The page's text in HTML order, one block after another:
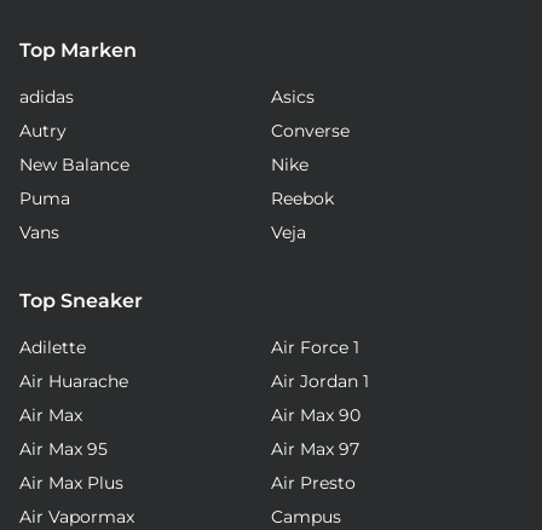
Top Marken
adidas
Asics
Autry
Converse
New Balance
Nike
Puma
Reebok
Vans
Veja
Top Sneaker
Adilette
Air Force 1
Air Huarache
Air Jordan 1
Air Max
Air Max 90
Air Max 95
Air Max 97
Air Max Plus
Air Presto
Air Vapormax
Campus